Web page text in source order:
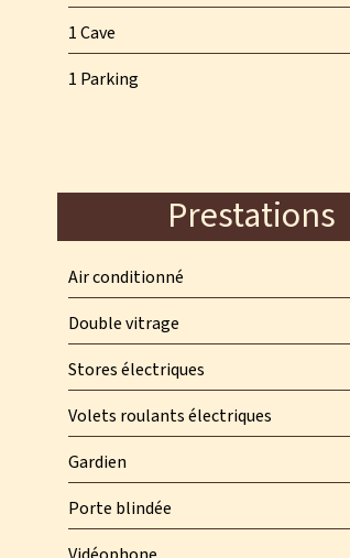
1 Cave
1 Parking
Prestations
Air conditionné
Double vitrage
Stores électriques
Volets roulants électriques
Gardien
Porte blindée